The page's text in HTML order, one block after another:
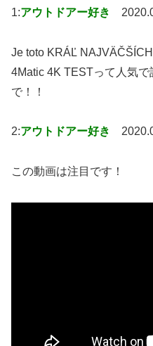
1:アウトドアー好き
Je toto KRÁĽ
4Matic 4K TESTって人気
で！！
2:アウトドアー好き
この動画は注目です！